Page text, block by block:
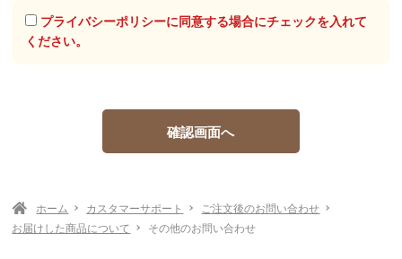
プライバシーポリシーに同意する場合にチェックを入れて
ください。
ホーム カスタマーサポート
ご注文後のお問い合わせ
お届けした商品について
その他のお問い合わせ